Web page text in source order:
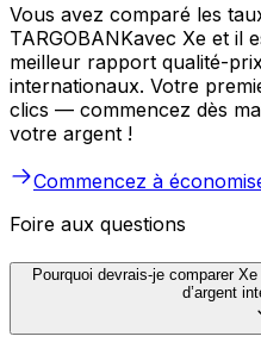
Vous avez comparé les
TARGOBANKavec Xe et il
meilleur rapport qualité-
internationaux. Votre
clics — commencez dès
votre argent !
Commencez à
Foire aux questions
Pourquoi devrais-je comparer
d’argent